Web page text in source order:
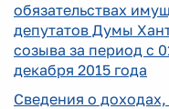
обязательствах
депутатов Думы
созыва за период с
декабря 2015 года
Сведения о